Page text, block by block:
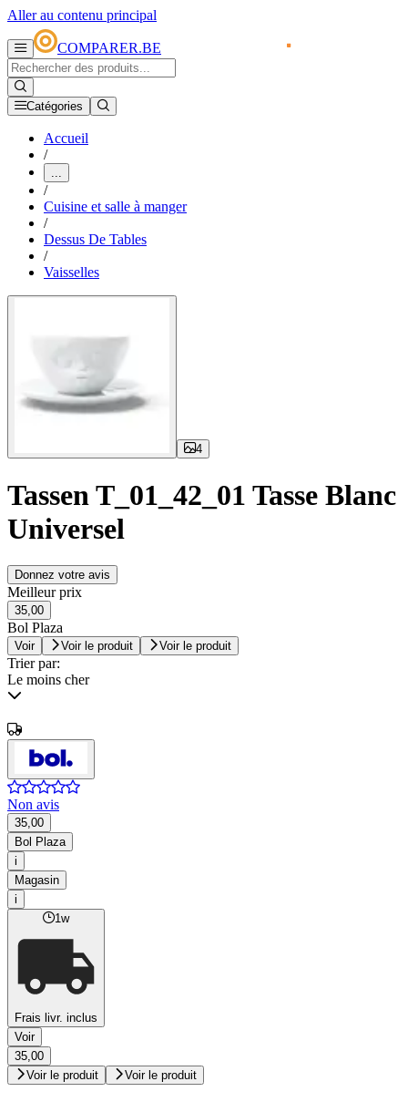
Aller au contenu principal
COMPARER.BE
Catégories
Accueil
/
...
/
Cuisine et salle à manger
/
Dessus De Tables
/
Vaisselles
4
Tassen T_01_42_01 Tasse Blanc
Universel
Donnez votre avis
Meilleur prix
35,00
Bol Plaza
Voir Voir le produit Voir le produit
Trier par:
Le moins cher
Non avis
35,00
Bol Plaza
i
Magasin
i
1w
Frais livr. inclus
Voir
35,00
Voir le produit
Voir le produit